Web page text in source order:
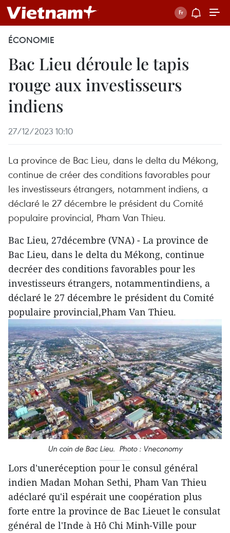
ÉCONOMIE
Bac Lieu déroule le tapis
rouge aux investisseurs
indiens
27/12/2023 10:10
La province de Bac Lieu, dans le delta du Mékong,
continue de créer des conditions favorables pour
les investisseurs étrangers, notamment indiens, a
déclaré le 27 décembre le président du Comité
populaire provincial, Pham Van Thieu.
Bac Lieu, 27décembre (VNA) - La province de
Bac Lieu, dans le delta du Mékong, continue
decréer des conditions favorables pour les
investisseurs étrangers, notammentindiens, a
déclaré le 27 décembre le président du Comité
populaire provincial,Pham Van Thieu.
Un coin de Bac Lieu. Photo : Vneconomy
Lors d'uneréception pour le consul général
indien Madan Mohan Sethi, Pham Van Thieu
adéclaré qu'il espérait une coopération plus
forte entre la province de Bac Lieuet le consulat
général de l'Inde à Hô Chi Minh-Ville pour